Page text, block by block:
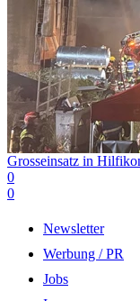
Grosseinsatz in
0
0
Newsletter
Werbung / PR
Jobs